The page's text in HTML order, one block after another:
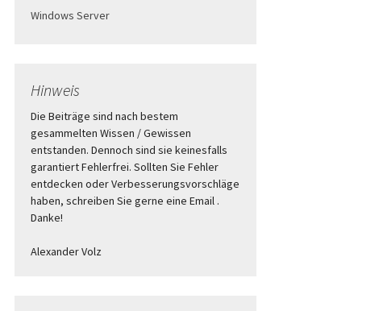
Windows Server
Hinweis
Die Beiträge sind nach bestem
gesammelten Wissen / Gewissen
entstanden. Dennoch sind sie keinesfalls
garantiert Fehlerfrei. Sollten Sie Fehler
entdecken oder Verbesserungsvorschläge
haben, schreiben Sie gerne eine Email .
Danke!
Alexander Volz